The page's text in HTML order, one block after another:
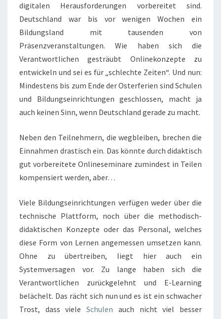
digitalen Herausforderungen vorbereitet sind.
Deutschland war bis vor wenigen Wochen ein
Bildungsland mit tausenden von
Präsenzveranstaltungen. Wie haben sich die
Verantwortlichen gesträubt Onlinekonzepte zu
entwickeln und sei es für „schlechte Zeiten“. Und nun:
Mindestens bis zum Ende der Osterferien sind Schulen
und Bildungseinrichtungen geschlossen, macht ja
auch keinen Sinn, wenn Deutschland gerade zu macht.
Neben den Teilnehmern, die wegbleiben, brechen die
Einnahmen drastisch ein. Das könnte durch didaktisch
gut vorbereitete Onlineseminare zumindest in Teilen
kompensiert werden, aber…
Viele Bildungseinrichtungen verfügen weder über die
technische Plattform, noch über die methodisch-
didaktischen Konzepte oder das Personal, welches
diese Form von Lernen angemessen umsetzen kann.
Ohne zu übertreiben, liegt hier auch ein
Systemversagen vor. Zu lange haben sich die
Verantwortlichen zurückgelehnt und E-Learning
belächelt. Das rächt sich nun und es ist ein schwacher
Trost, dass vieleSchulen auch nicht viel besser